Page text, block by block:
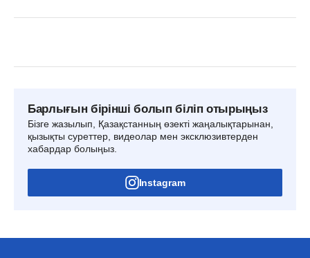
Барлығын бірінші болып біліп отырыңыз
Бізге жазылып, Қазақстанның өзекті жаңалықтарынан,
қызықты суреттер, видеолар мен эксклюзивтерден
хабардар болыңыз.
Instagram